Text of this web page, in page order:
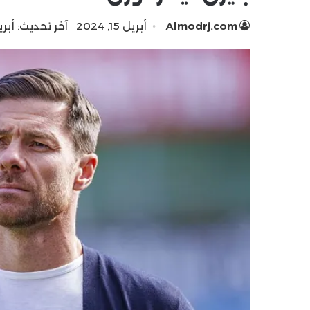
Almodrj.com أبريل 15, 2024 آخر تحديث: أبريل 15,